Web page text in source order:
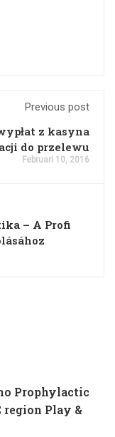
Previous post
z kasyna
do przelewu
Februari 10, 2016
– A Profi
Prophylactic
Play &